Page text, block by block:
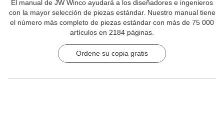
El manual de JW Winco ayudará a los diseñadores e ingenieros
con la mayor selección de piezas estándar. Nuestro manual tiene
el número más completo de piezas estándar con más de 75 000
artículos en 2184 páginas.
Ordene su copia gratis